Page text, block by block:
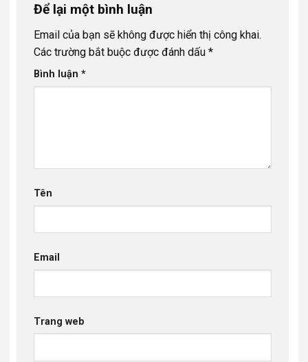
Để lại một bình luận
Email của bạn sẽ không được hiển thị công khai.
Các trường bắt buộc được đánh dấu *
Bình luận *
Tên
Email
Trang web